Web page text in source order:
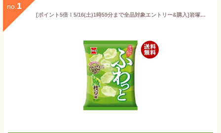
no. 1
[ポイント5倍！5/16(土)1時59分まで全品対象エントリー&購入]岩塚製菓 ふわっと 枝豆味 32g×10袋入｜ 送料無料 お菓子 おつまみ・せんべい 米粉スナック グルテンフリー 袋